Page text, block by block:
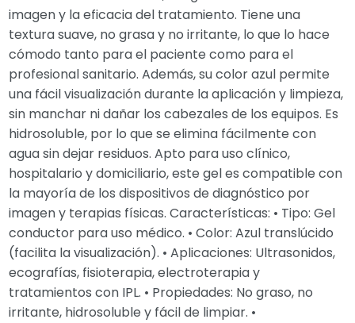
imagen y la eficacia del tratamiento. Tiene una
textura suave, no grasa y no irritante, lo que lo hace
cómodo tanto para el paciente como para el
profesional sanitario. Además, su color azul permite
una fácil visualización durante la aplicación y limpieza,
sin manchar ni dañar los cabezales de los equipos. Es
hidrosoluble, por lo que se elimina fácilmente con
agua sin dejar residuos. Apto para uso clínico,
hospitalario y domiciliario, este gel es compatible con
la mayoría de los dispositivos de diagnóstico por
imagen y terapias físicas. Características: • Tipo: Gel
conductor para uso médico. • Color: Azul translúcido
(facilita la visualización). • Aplicaciones: Ultrasonidos,
ecografías, fisioterapia, electroterapia y
tratamientos con IPL. • Propiedades: No graso, no
irritante, hidrosoluble y fácil de limpiar. •